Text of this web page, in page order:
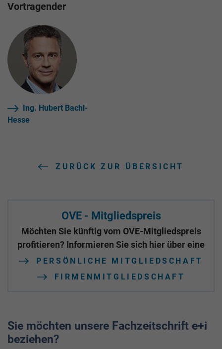
Vortragender
Ing. Hubert Bachl-
Hesse
ZURÜCK ZUR ÜBERSICHT
OVE - Mitgliedspreis
Möchten Sie künftig vom OVE-Mitgliedspreis
profitieren? Informieren Sie sich hier über eine
PERSÖNLICHE MITGLIEDSCHAFT
FIRMENMITGLIEDSCHAFT
Sie möchten unsere Fachzeitschrift e+i
beziehen?